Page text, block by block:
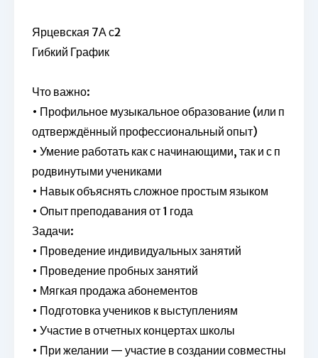
Ярцевская 7А с2
Гибкий График
Что важно:
• Профильное музыкальное образование (или п
одтверждённый профессиональный опыт)
• Умение работать как с начинающими, так и с п
родвинутыми учениками
• Навык объяснять сложное простым языком
• Опыт преподавания от 1 года
Задачи:
• Проведение индивидуальных занятий
• Проведение пробных занятий
• Мягкая продажа абонементов
• Подготовка учеников к выступлениям
• Участие в отчетных концертах школы
• При желании — участие в создании совместны